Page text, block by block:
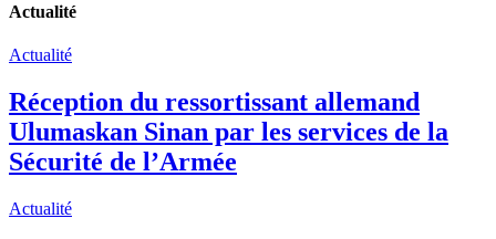
Actualité
Actualité
Réception du ressortissant allemand
Ulumaskan Sinan par les services de la
Sécurité de l’Armée
Actualité